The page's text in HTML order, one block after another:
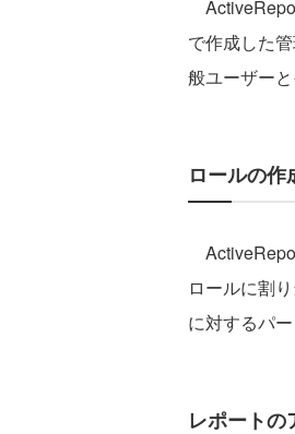
で作成した
般ユーザー
ロールの作
ロールに割
に対するパ
レポートの